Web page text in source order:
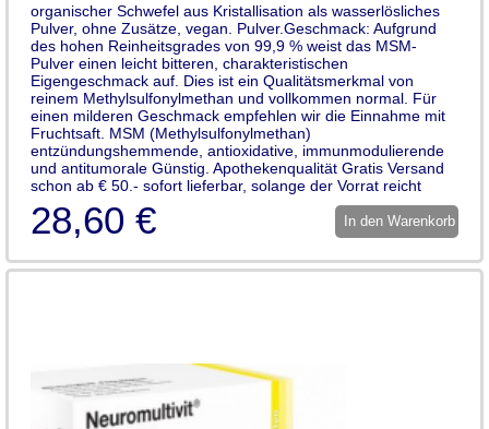
organischer Schwefel aus Kristallisation als wasserlösliches
Pulver, ohne Zusätze, vegan. Pulver.Geschmack: Aufgrund
des hohen Reinheitsgrades von 99,9 % weist das MSM-
Pulver einen leicht bitteren, charakteristischen
Eigengeschmack auf. Dies ist ein Qualitätsmerkmal von
reinem Methylsulfonylmethan und vollkommen normal. Für
einen milderen Geschmack empfehlen wir die Einnahme mit
Fruchtsaft. MSM (Methylsulfonylmethan)
entzündungshemmende, antioxidative, immunmodulierende
und antitumorale Günstig. Apothekenqualität Gratis Versand
schon ab € 50.- sofort lieferbar, solange der Vorrat reicht
28,60 € In den Warenkorb